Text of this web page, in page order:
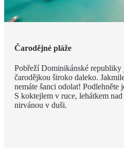
Čarodějné pláže
Pobřeží Dominikánské republiky
čarodějkou široko daleko.
nemáte šanci odolat! Podlehněte
S koktejlem v ruce, lehátkem
nirvánou v duši.